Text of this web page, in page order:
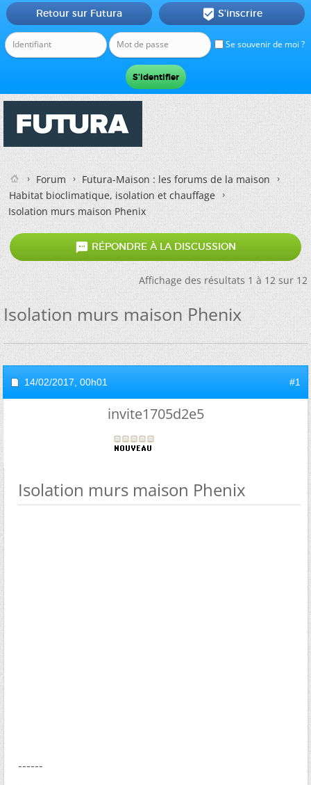
Se souvenir de moi ?
Retour sur Futura  S'inscrire
Forum
Futura-Maison : les forums de la maison
Habitat bioclimatique, isolation et chauffage
Isolation murs maison Phenix
 RÉPONDRE À LA DISCUSSION
Affichage des résultats 1 à 12 sur 12
Isolation murs maison Phenix
14/02/2017, 00h01 #1
invite1705d2e5
Isolation murs maison Phenix
------